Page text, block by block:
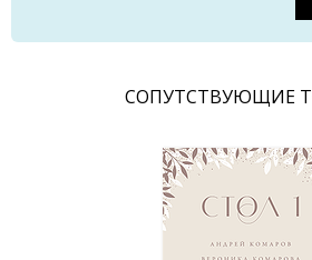
CОПУТСТВУЮЩИЕ